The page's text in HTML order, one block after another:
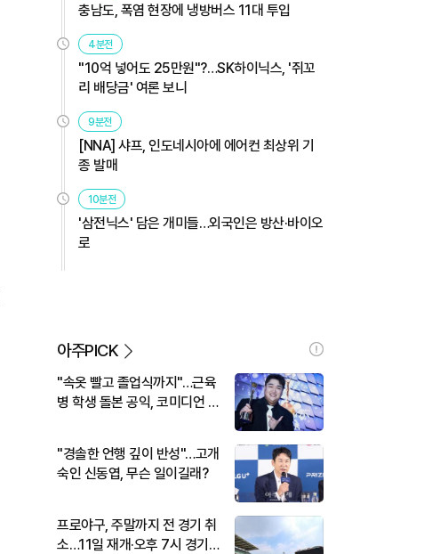
충남도, 폭염 현장에 냉방버스 11대 투입
4분전
"10억 넣어도 25만원"?…SK하이닉스, '쥐꼬
리 배당금' 여론 보니
9분전
[NNA] 샤프, 인도네시아에 에어컨 최상위 기
종 발매
10분전
'삼전닉스' 담은 개미들…외국인은 방산·바이오
로
아주PICK
"속옷 빨고 졸업식까지"…근육
병 학생 돌본 공익, 코미디언 김
"경솔한 언행 깊이 반성"…고개
숙인 신동엽, 무슨 일이길래?
프로야구, 주말까지 전 경기 취
소…11일 재개·오후 7시 경기